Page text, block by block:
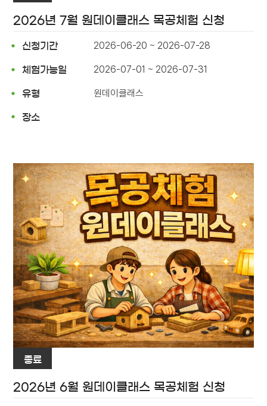
2026년 7월 원데이클래스 목공체험 신청
신청기간 2026-06-20 ~ 2026-07-28
체험가능일 2026-07-01 ~ 2026-07-31
유형 원데이클래스
장소
종료
2026년 6월 원데이클래스 목공체험 신청